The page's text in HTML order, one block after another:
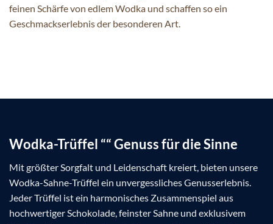
feinen Schärfe von edlem Wodka und schaffen so ein
Geschmackserlebnis der besonderen Art.
Wodka-Trüffel ““ Genuss für die Sinne
Mit größter Sorgfalt und Leidenschaft kreiert, bieten unsere
Wodka-Sahne-Trüffel ein unvergessliches Genusserlebnis.
Jeder Trüffel ist ein harmonisches Zusammenspiel aus
hochwertiger Schokolade, feinster Sahne und exklusivem